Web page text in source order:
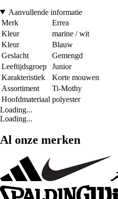
Aanvullende informatie
Merk
Errea
Kleur
marine / wit
Kleur
Blauw
Geslacht
Gemengd
Leeftijdsgroep
Junior
Karakteristiek
Korte mouwen
Assortiment
Ti-Mothy
Hoofdmateriaal polyester
Loading...
Loading...
Al onze merken